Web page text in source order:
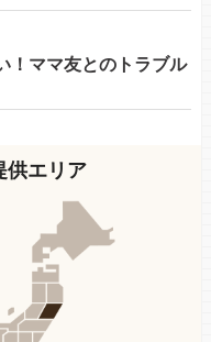
！ママ友とのトラブル
供エリア